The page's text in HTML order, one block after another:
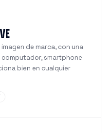
de marca, con una
smartphone
bien en cualquier